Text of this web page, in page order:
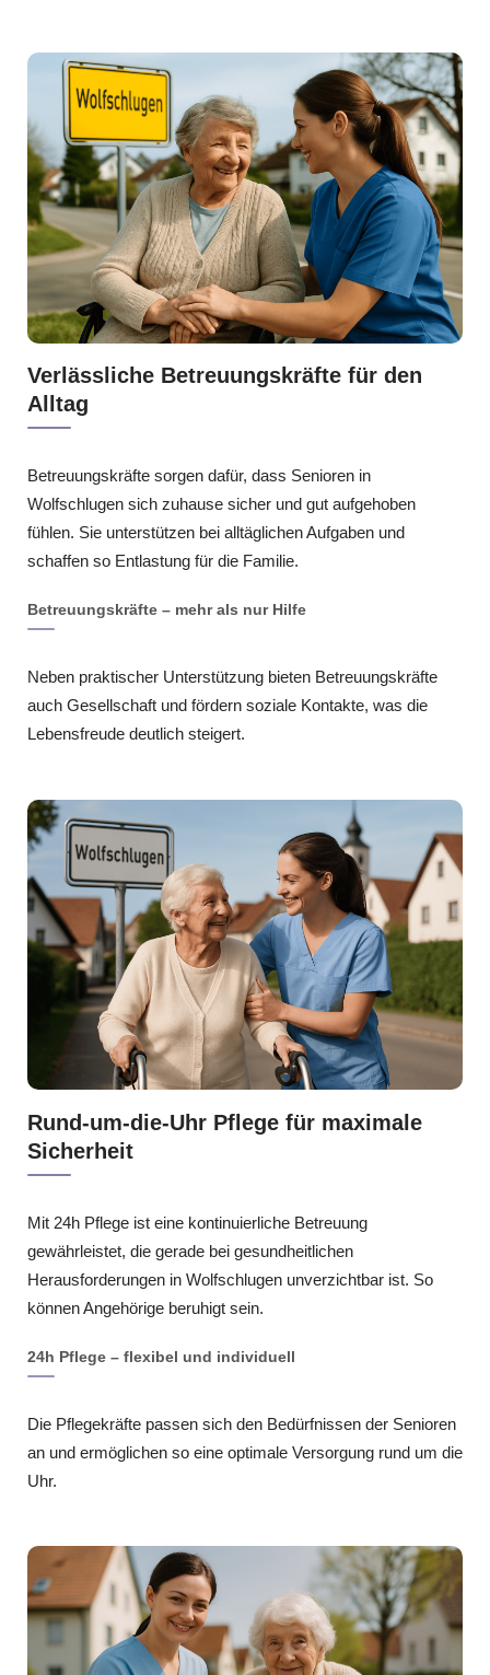
Verlässliche Betreuungskräfte für den
Alltag
Betreuungskräfte sorgen dafür, dass Senioren in
Wolfschlugen sich zuhause sicher und gut aufgehoben
fühlen. Sie unterstützen bei alltäglichen Aufgaben und
schaffen so Entlastung für die Familie.
Betreuungskräfte – mehr als nur Hilfe
Neben praktischer Unterstützung bieten Betreuungskräfte
auch Gesellschaft und fördern soziale Kontakte, was die
Lebensfreude deutlich steigert.
Rund-um-die-Uhr Pflege für maximale
Sicherheit
Mit 24h Pflege ist eine kontinuierliche Betreuung
gewährleistet, die gerade bei gesundheitlichen
Herausforderungen in Wolfschlugen unverzichtbar ist. So
können Angehörige beruhigt sein.
24h Pflege – flexibel und individuell
Die Pflegekräfte passen sich den Bedürfnissen der Senioren
an und ermöglichen so eine optimale Versorgung rund um die
Uhr.